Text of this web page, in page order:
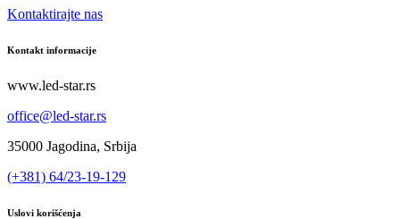
Kontaktirajte nas
Kontakt informacije
www.led-star.rs
office@led-star.rs
35000 Jagodina, Srbija
(+381) 64/23-19-129
Uslovi korišćenja